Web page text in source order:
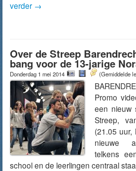
verder →
Over de Streep
bang voor de 13-jarige
Donderdag 1 mei 2014 (Gemiddelde
Promo
een nieuw
Streep,
(21.05 uur,
nieuwe
telkens
school en de leerlingen centraal